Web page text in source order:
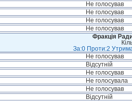
Не голосував
Не голосував
Не голосував
Не голосував
Фракція
За:0 Проти:2
Не голосував
Відсутній
Не голосував
Не голосувала
Не голосував
Відсутній